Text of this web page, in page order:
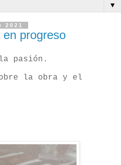
▼
2021
progreso
pasión.
la obra y el